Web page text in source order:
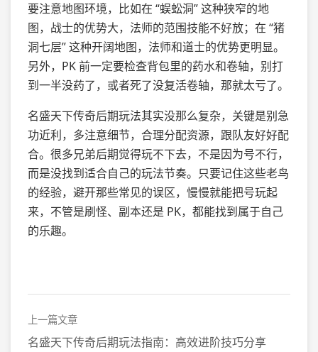
要注意地图环境，比如在 “蜈蚣洞” 这种狭窄的地
图，战士的优势大，法师的范围技能不好放；在 “猪
洞七层” 这种开阔地图，法师和道士的优势更明显。
另外，PK 前一定要检查背包里的药水和卷轴，别打
到一半没药了，或者死了没复活卷轴，那就太亏了。
名盛天下传奇后期玩法其实没那么复杂，关键是别急
功近利，多注意细节，合理分配资源，跟队友好好配
合。很多兄弟后期觉得玩不下去，不是因为号不行，
而是没找到适合自己的玩法节奏。只要记住这些老鸟
的经验，避开那些常见的误区，慢慢就能把号玩起
来，不管是刷怪、副本还是 PK，都能找到属于自己
的乐趣。
上一篇文章
名盛天下传奇后期玩法指南：高效进阶技巧分享